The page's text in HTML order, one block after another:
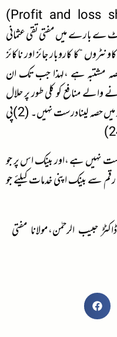
(2):PLS کا مطلب ہے Profit and loss sharing)
ے بارے میں مفتی تقی عثمانی
“کا کاروبار جائز اور ناکائز
مشتبہ ہے ،لہذا جب تک ان
منافع کو کلی طور پر حلال
نہیں کہاجاسکتا،اور مسلمانوں کو ایسے کاروبار میں حصہ لینادرست نہیں۔ (2)پی
نہیں ہے ،اور بینک اس پر جو
سے بینک اپنی خدمات کیلئے جو
حبیب الرحمٰن،مولانا مفتی